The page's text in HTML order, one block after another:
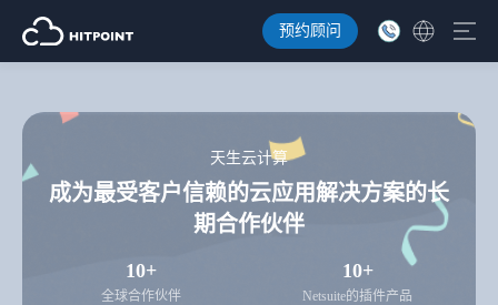
预约顾问
天生云计算
成为最受客户信赖的云应用解决方案的长
期合作伙伴
10+
全球合作伙伴
10+
Netsuite的插件产品